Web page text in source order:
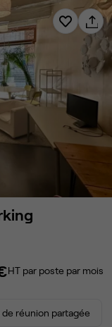
HT par poste par mois
de réunion partagée